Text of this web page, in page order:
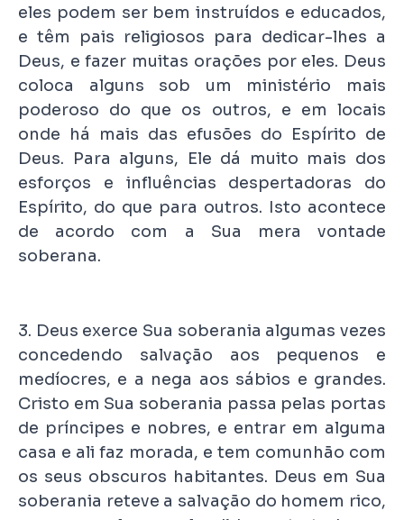
eles podem ser bem instruídos e educados,
e têm pais religiosos para dedicar-lhes a
Deus, e fazer muitas orações por eles. Deus
coloca alguns sob um ministério mais
poderoso do que os outros, e em locais
onde há mais das efusões do Espírito de
Deus. Para alguns, Ele dá muito mais dos
esforços e influências despertadoras do
Espírito, do que para outros. Isto acontece
de acordo com a Sua mera vontade
soberana.
3. Deus exerce Sua soberania algumas vezes
concedendo salvação aos pequenos e
medíocres, e a nega aos sábios e grandes.
Cristo em Sua soberania passa pelas portas
de príncipes e nobres, e entrar em alguma
casa e ali faz morada, e tem comunhão com
os seus obscuros habitantes. Deus em Sua
soberania reteve a salvação do homem rico,